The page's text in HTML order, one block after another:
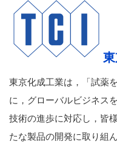
東京化成工業は，「試薬
に，グローバルビジネス
技術の進歩に対応し，皆
たな製品の開発に取り組